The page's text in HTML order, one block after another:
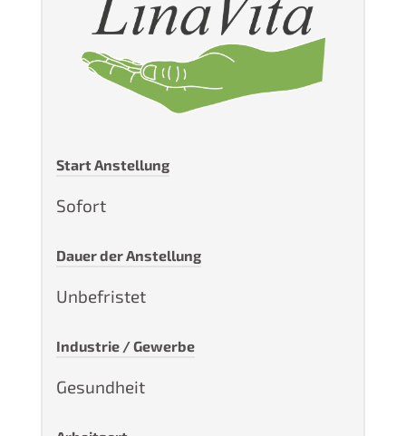
Start Anstellung
Sofort
Dauer der Anstellung
Unbefristet
Industrie / Gewerbe
Gesundheit